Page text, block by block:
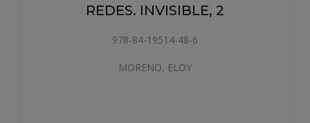
REDES. INVISIBLE, 2
978-84-19514-48-6
MORENO, ELOY